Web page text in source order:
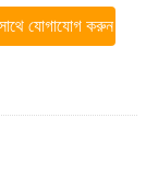
যোগাযোগ করুন